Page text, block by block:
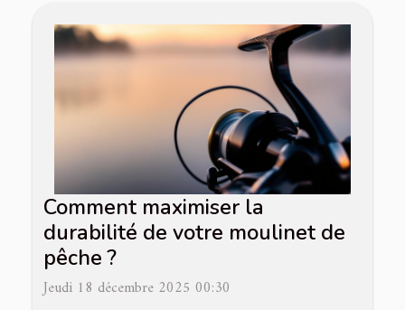
Comment maximiser la
durabilité de votre moulinet de
pêche ?
Jeudi 18 décembre 2025 00:30